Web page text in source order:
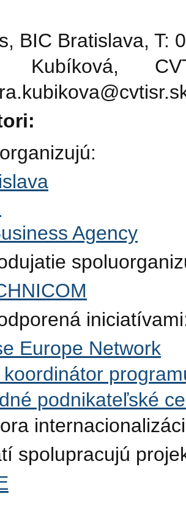
BIC Bratislava, T:
Kubíková,
Agency
Europe Network
podnikateľské
spolupracujú